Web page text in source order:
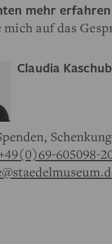
mehr
mich auf das
Claudia
605098-